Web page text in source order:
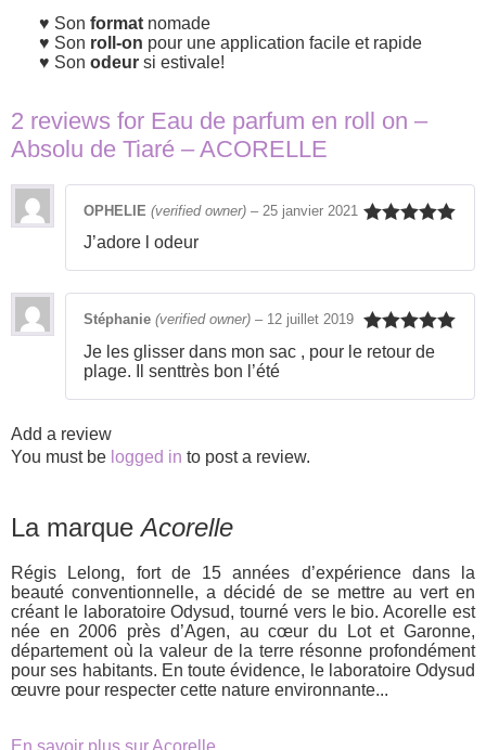
Son format nomade
Son roll-on pour une application facile et rapide
Son odeur si estivale!
2 reviews for Eau de parfum en roll on –
Absolu de Tiaré – ACORELLE
OPHELIE (verified owner) – 25 janvier 2021
J’adore l odeur
Rated 5out
of 5
Stéphanie (verified owner) – 12 juillet 2019
Je les glisser dans mon sac , pour le retour de
plage. Il senttrès bon l’été
Add a review
You must be logged in to post a review.
La marqueAcorelle
Régis Lelong, fort de 15 années d’expérience dans la
beauté conventionnelle, a décidé de se mettre au vert en
créant le laboratoire Odysud, tourné vers le bio. Acorelle est
née en 2006 près d’Agen, au cœur du Lot et Garonne,
département où la valeur de la terre résonne profondément
pour ses habitants. En toute évidence, le laboratoire Odysud
œuvre pour respecter cette nature environnante...